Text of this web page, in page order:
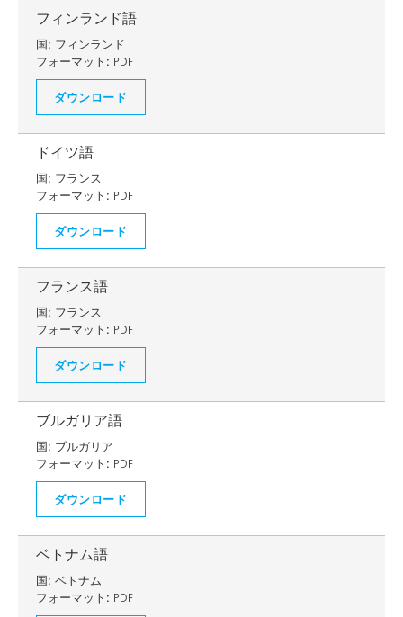
フィンランド語
国: フィンランド
フォーマット: PDF
ダウンロード
ドイツ語
国: フランス
フォーマット: PDF
ダウンロード
フランス語
国: フランス
フォーマット: PDF
ダウンロード
ブルガリア語
国: ブルガリア
フォーマット: PDF
ダウンロード
ベトナム語
国: ベトナム
フォーマット: PDF